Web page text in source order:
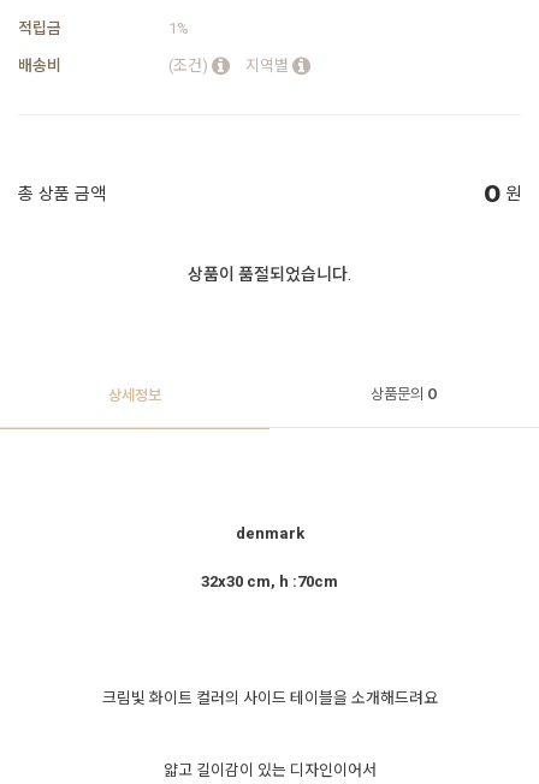
적립금
1%
배송비
(조건) 지역별
총 상품 금액 0 원
상품이 품절되었습니다.
상세정보 상품문의 0
denmark
32x30 cm, h :70cm
크림빛 화이트 컬러의 사이드 테이블을 소개해드려요
얇고 길이감이 있는 디자인이어서